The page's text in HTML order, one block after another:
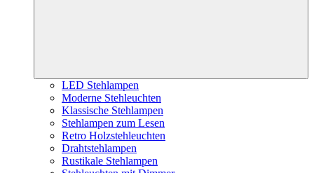
LED Stehlampen
Moderne Stehleuchten
Klassische Stehlampen
Stehlampen zum Lesen
Retro Holzstehleuchten
Drahtstehlampen
Rustikale Stehlampen